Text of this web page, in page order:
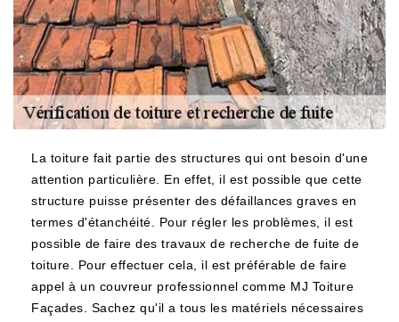
La toiture fait partie des structures qui ont besoin d'une
attention particulière. En effet, il est possible que cette
structure puisse présenter des défaillances graves en
termes d'étanchéité. Pour régler les problèmes, il est
possible de faire des travaux de recherche de fuite de
toiture. Pour effectuer cela, il est préférable de faire
appel à un couvreur professionnel comme MJ Toiture
Façades. Sachez qu'il a tous les matériels nécessaires